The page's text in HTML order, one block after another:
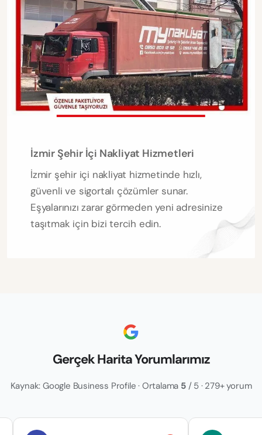
İzmir Şehir İçi Nakliyat Hizmetleri
İzmir şehir içi nakliyat hizmetinde hızlı,
güvenli ve sigortalı çözümler sunar.
Eşyalarınızı zarar görmeden yeni adresinize
taşıtmak için bizi tercih edin.
Gerçek Harita Yorumlarımız
Kaynak: Google Business Profile · Ortalama 5/ 5 · 279+ yorum